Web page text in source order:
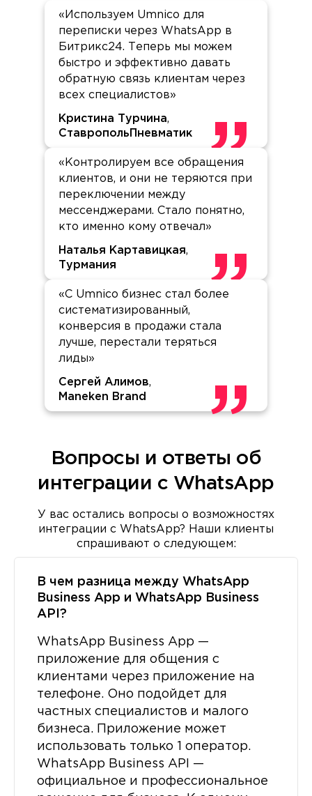
«Используем Umnico для
переписки через WhatsApp в
Битрикс24. Теперь мы можем
быстро и эффективно давать
обратную связь клиентам через
всех специалистов»
Кристина Турчина,
СтавропольПневматик
«Контролируем все обращения
клиентов, и они не теряются при
переключении между
мессенджерами. Стало понятно,
кто именно кому отвечал»
Наталья Картавицкая,
Турмания
«С Umnico бизнес стал более
систематизированный,
конверсия в продажи стала
лучше, перестали теряться
лиды»
Сергей Алимов,
Maneken Brand
Вопросы и ответы об
интеграции c WhatsApp
У вас остались вопросы о возможностях
интеграции с WhatsApp? Наши клиенты
спрашивают о следующем:
В чем разница между WhatsApp
Business App и WhatsApp Business
API?
WhatsApp Business App —
приложение для общения с
клиентами через приложение на
телефоне. Оно подойдет для
частных специалистов и малого
бизнеса. Приложение может
использовать только 1 оператор.
WhatsApp Business API —
официальное и профессиональное